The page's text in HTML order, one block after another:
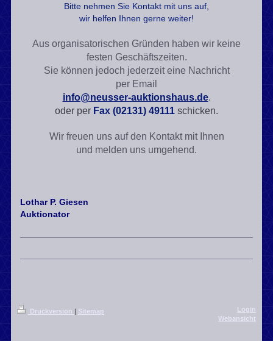
Bitte nehmen Sie Kontakt mit uns auf,
wir helfen Ihnen gerne weiter!
Aus organisatorischen Gründen haben wir keine
festen Geschäftszeiten.
Sie können jedoch jederzeit eine Nachricht
per Email
info@neusser-auktionshaus.de.
oder per Fax (02131) 49111 schicken.
Wir freuen uns auf den Kontakt mit Ihnen
und melden uns umgehend.
Lothar P. Giesen
Auktionator
Druckversion | Sitemap
Login
Webansicht